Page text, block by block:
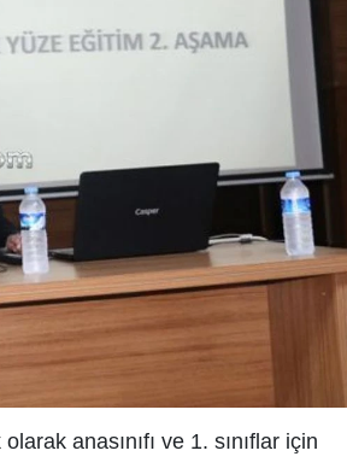
anasınıfı ve 1. sınıflar için